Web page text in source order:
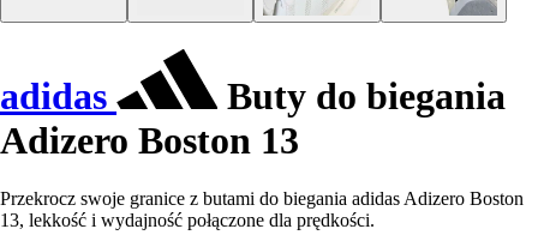
adidas
Buty do biegania
Adizero Boston 13
Przekrocz swoje granice z butami do biegania adidas Adizero Boston
13, lekkość i wydajność połączone dla prędkości.